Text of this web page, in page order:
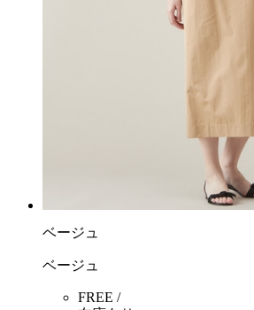
ベージュ
ベージュ
FREE /